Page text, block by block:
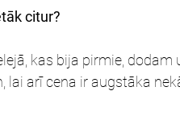
citur?
kas bija pirmie,
lai arī cena ir augstāka